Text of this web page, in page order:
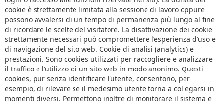
cookie è strettamente limitata alla sessione di lavoro oppure
possono avvalersi di un tempo di permanenza più lungo al fine
di ricordare le scelte del visitatore. La disattivazione dei cookie
strettamente necessari può compromettere l’esperienza d’uso e
di navigazione del sito web. Cookie di analisi (analytics) e
prestazioni. Sono cookies utilizzati per raccogliere e analizzare
il traffico e l’utilizzo di un sito web in modo anonimo. Questi
cookies, pur senza identificare l’utente, consentono, per
esempio, di rilevare se il medesimo utente torna a collegarsi in
momenti diversi. Permettono inoltre di monitorare il sistema e